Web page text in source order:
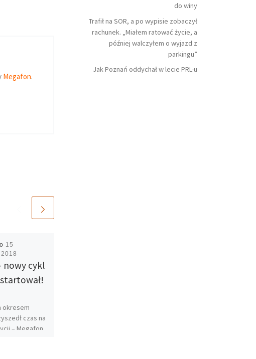
Megafon.
15
nowy cykl
okresem
czas na
– Megafon.
do winy
Trafił na SOR, a po wypisie zobaczył
rachunek. „Miałem ratować życie, a
później walczyłem o wyjazd z
parkingu”
Jak Poznań oddychał w lecie PRL-u